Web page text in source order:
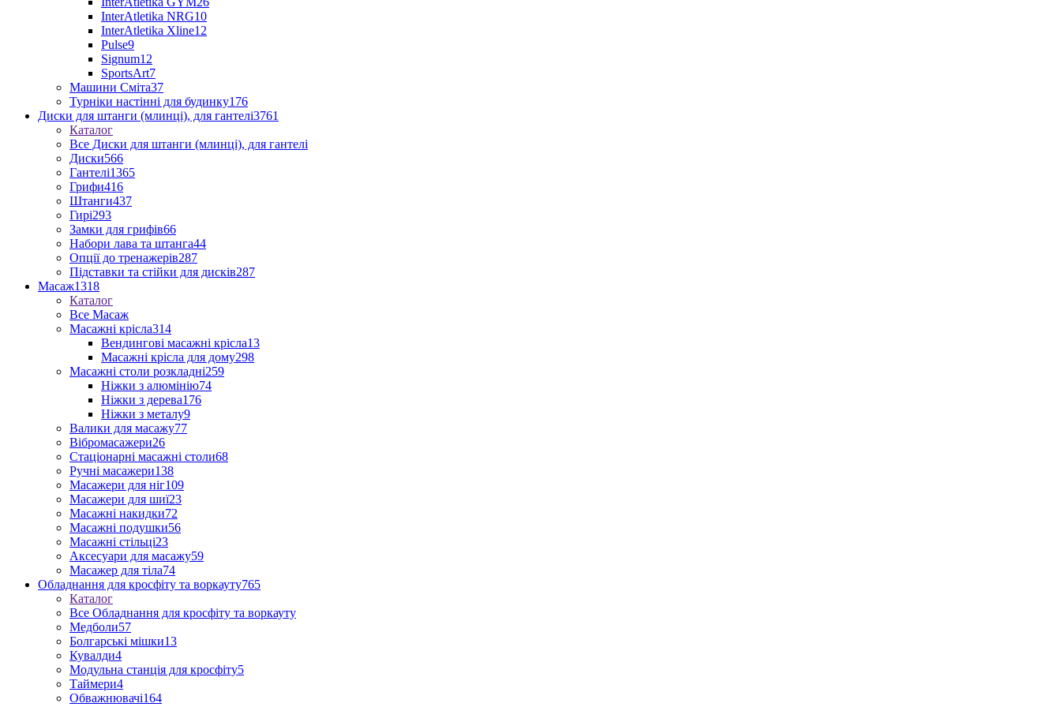
InterAtletika NRG10
InterAtletika Xline12
Pulse9
Signum12
SportsArt7
Машини Сміта37
Турніки настінні для будинку176
Диски для штанги (млинці), для гантелі3761
Каталог
Все Диски для штанги (млинці), для гантелі
Диски566
Гантелі1365
Грифи416
Штанги437
Гирі293
Замки для грифів66
Набори лава та штанга44
Опції до тренажерів287
Підставки та стійки для дисків287
Масаж1318
Каталог
Все Масаж
Масажні крісла314
Вендингові масажні крісла13
Масажні крісла для дому298
Масажні столи розкладні259
Ніжки з алюмінію74
Ніжки з дерева176
Ніжки з металу9
Валики для масажу77
Вібромасажери26
Стаціонарні масажні столи68
Ручні масажери138
Масажери для ніг109
Масажери для шиї23
Масажні накидки72
Масажні подушки56
Масажні стільці23
Аксесуари для масажу59
Масажер для тіла74
Обладнання для кросфіту та воркауту765
Каталог
Все Обладнання для кросфіту та воркауту
Медболи57
Болгарські мішки13
Кувалди4
Модульна станція для кросфіту5
Таймери4
Обважнювачі164